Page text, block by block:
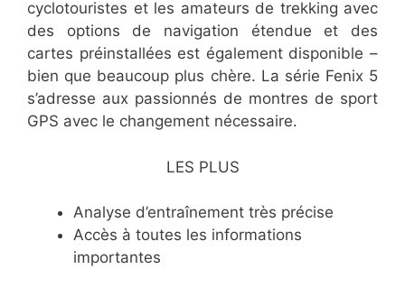
cyclotouristes et les amateurs de trekking avec
des options de navigation étendue et des
cartes préinstallées est également disponible –
bien que beaucoup plus chère. La série Fenix 5
s’adresse aux passionnés de montres de sport
GPS avec le changement nécessaire.
LES PLUS
Analyse d’entraînement très précise
Accès à toutes les informations
importantes